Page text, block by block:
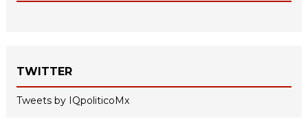
TWITTER
Tweets by IQpoliticoMx